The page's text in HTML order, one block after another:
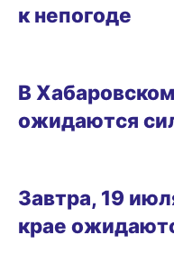
к непогоде
В
ожидаются
Завтра, 19
крае